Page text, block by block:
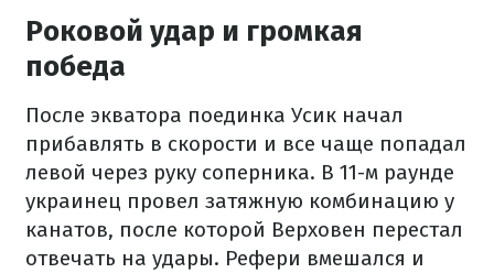
Роковой удар и громкая
победа
После экватора поединка Усик начал
прибавлять в скорости и все чаще попадал
левой через руку соперника. В 11-м раунде
украинец провел затяжную комбинацию у
канатов, после которой Верховен перестал
отвечать на удары. Рефери вмешался и